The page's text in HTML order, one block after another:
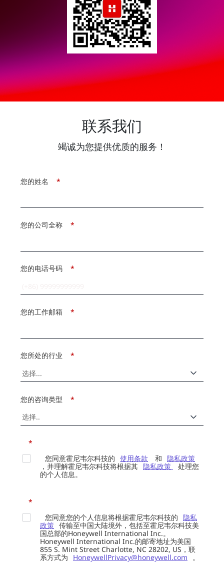
联系我们
竭诚为您提供优质的服务！
*
您的姓名
*
您的公司全称
*
您的电话号码
*
您的工作邮箱
*
您所处的行业
*
您的咨询类型
*
您同意霍尼韦尔科技的 使用条款 和 隐私政策
，并理解霍尼韦尔科技将根据其 隐私政策
处理您
的个人信息。
*
您同意您的个人信息将根据霍尼韦尔科技的 隐私
政策 传输至中国大陆境外，包括至霍尼韦尔科技美
国总部的Honeywell International Inc.。
Honeywell International Inc.的邮寄地址为美国
855 S. Mint Street Charlotte, NC 28202, US，联
系方式为
HoneywellPrivacy@honeywell.com
。